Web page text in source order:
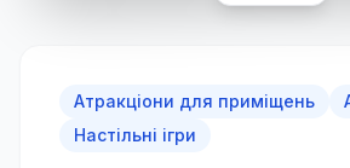
Атракціони для приміщень
Настільні ігри